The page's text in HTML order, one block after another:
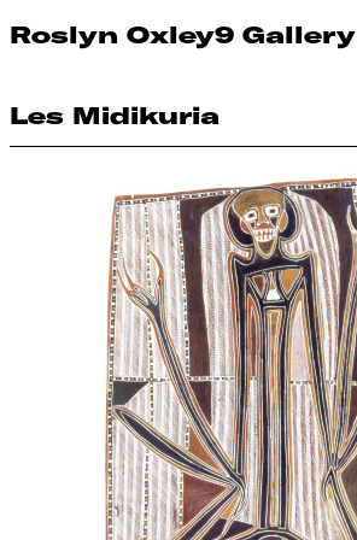
Roslyn Oxley9 Gallery
Les Midikuria